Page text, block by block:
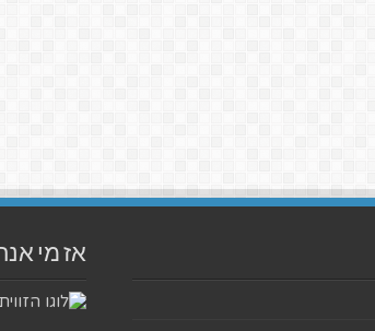
אז מי